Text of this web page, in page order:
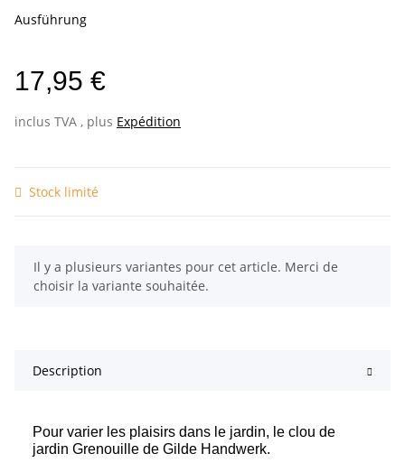
Ausführung
17,95 €
inclus TVA , plus Expédition
Stock limité
x
Il y a plusieurs variantes pour cet article. Merci de
choisir la variante souhaitée.
Description
Pour varier les plaisirs dans le jardin, le clou de
jardin Grenouille de Gilde Handwerk.